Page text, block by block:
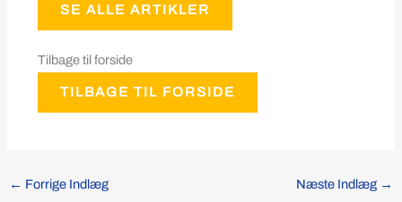
SE ALLE ARTIKLER
Tilbage til forside
TILBAGE TIL FORSIDE
← Forrige Indlæg Næste Indlæg →